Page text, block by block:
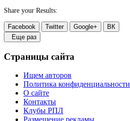
Share your Results:
Facebook Twitter Google+
ВК
Еще раз
Страницы сайта
Ищем авторов
Политика конфиденциальности
О сайте
Контакты
Клубы РПЛ